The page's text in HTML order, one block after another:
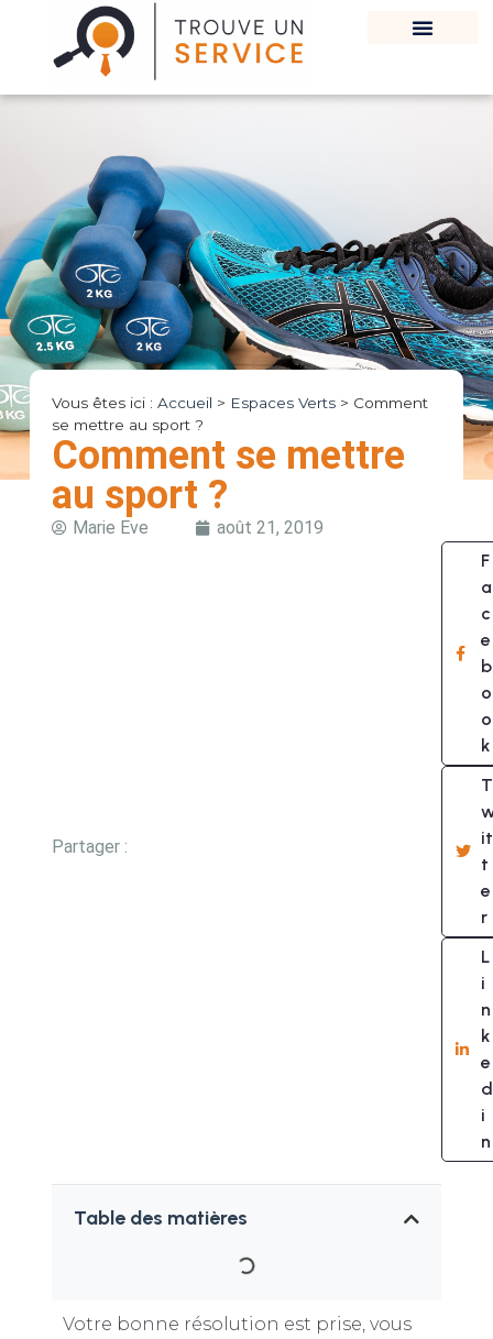
Vous êtes ici : Accueil > Espaces Verts> Comment
se mettre au sport ?
Comment se mettre
au sport ?
Marie Eve août 21, 2019
Partager :
F
a
c
e
b
o
o
k
T
it
t
e
r
L
i
n
k
e
d
i
n
Table des matières
Votre bonne résolution est prise, vous